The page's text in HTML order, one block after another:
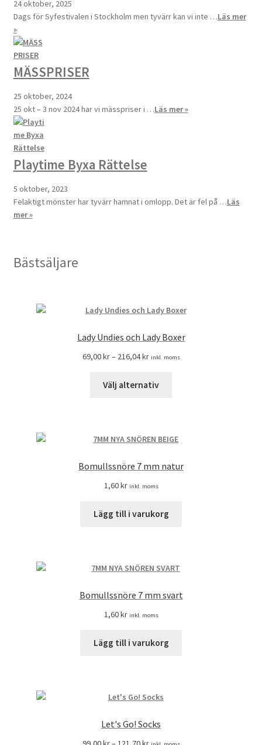
24 oktober, 2025
Dags för Syfestivalen i Stockholm men tyvärr kan vi inte …Läs mer
»
MÄSSPRISER
25 oktober, 2024
25 okt – 3 nov 2024 har vi mässpriser i …Läs mer »
Playtime Byxa Rättelse
5 oktober, 2023
Felaktigt mönster har tyvärr hamnat i omlopp. Det är fel på …Läs
mer »
Bästsäljare
Lady Undies och Lady Boxer
69,00kr– 216,04kr inkl. moms
Välj alternativ
Bomullssnöre 7 mm natur
1,60kr inkl. moms
Lägg till i varukorg
Bomullssnöre 7 mm svart
1,60kr inkl. moms
Lägg till i varukorg
Let's Go! Socks